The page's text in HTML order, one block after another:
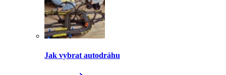
Jak vybrat autodráhu